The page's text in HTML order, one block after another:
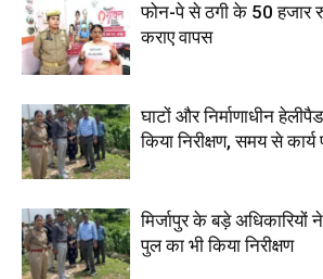
फोन-पे से ठगी के 50 हजार
कराए वापस
घाटों और निर्माणाधीन
किया निरीक्षण, समय से
मिर्जापुर के बड़े अधिकारियों
पुल का भी किया निरीक्षण